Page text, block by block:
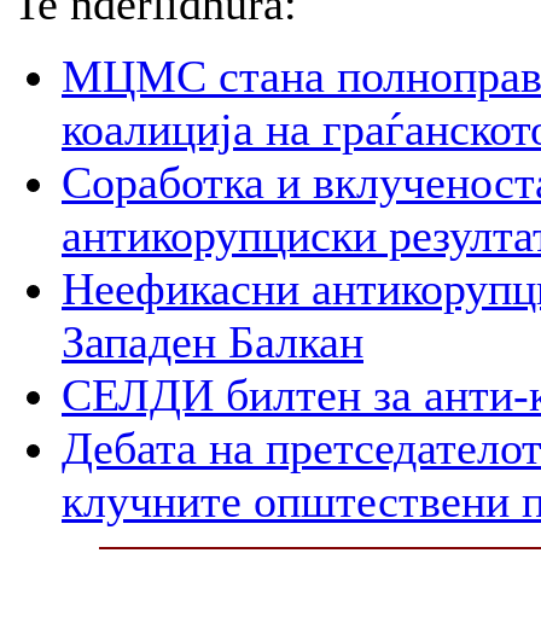
МЦМС стана
коалиција на
Соработка и
антикорупциски
Неефикасни
Западен Балкан
СЕЛДИ билтен за анти-
Дебата на
клучните општествени